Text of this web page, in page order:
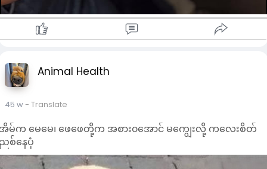
Animal Health
45 w- Translate
မ်က မေမေ၊ ဖေဖေတို့က အစား၀အောင် မကျွေးလို့ ကလေးစိတ်
စ်နေပုံ